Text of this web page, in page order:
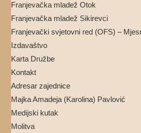
Franjevačka mladež Otok
Franjevačka mladež Sikirevci
Franjevački svjetovni red (OFS) –
Izdavaštvo
Karta Družbe
Kontakt
Adresar zajednice
Majka Amadeja (Karolina) Pavlović
Medijski kutak
Molitva